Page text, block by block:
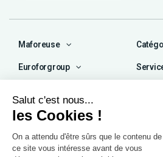
Maforeuse
Euroforgroup
Siège social et
Chassieu (69)